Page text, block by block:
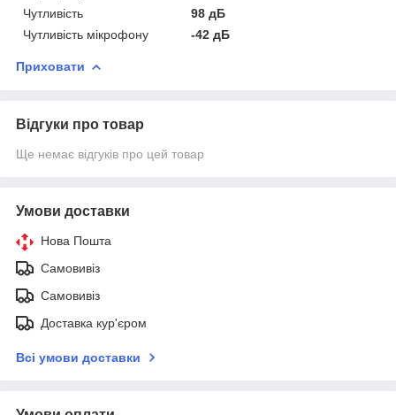
Чутливість
98 дБ
Чутливість мікрофону
-42 дБ
Приховати
Відгуки про товар
Ще немає відгуків про цей товар
Умови доставки
Нова Пошта
Самовивіз
Самовивіз
Доставка кур'єром
Всі умови доставки